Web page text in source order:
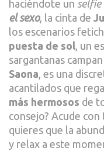
haciéndote un selfie
el sexo, la cinta de
los escenarios
puesta de sol, un
sargantanas
Saona, es una
acantilados que
más hermosos de
consejo? Acude
quieres que la
y relax a este